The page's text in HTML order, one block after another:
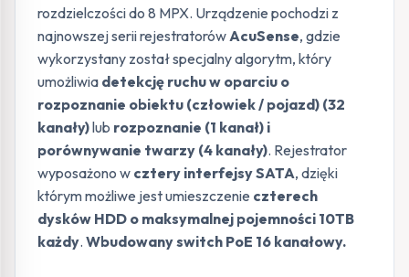
rozdzielczości do 8 MPX. Urządzenie pochodzi z
najnowszej serii rejestratorówAcuSense, gdzie
wykorzystany został specjalny algorytm, który
umożliwia detekcję ruchu w oparciu o
rozpoznanie obiektu (człowiek / pojazd) (32
kanały)lub rozpoznanie (1 kanał) i
porównywanie twarzy (4 kanały). Rejestrator
wyposażono w cztery interfejsy SATA, dzięki
którym możliwe jest umieszczenie czterech
dysków HDD o maksymalnej pojemności 10TB
każdy. Wbudowany switch PoE 16 kanałowy.